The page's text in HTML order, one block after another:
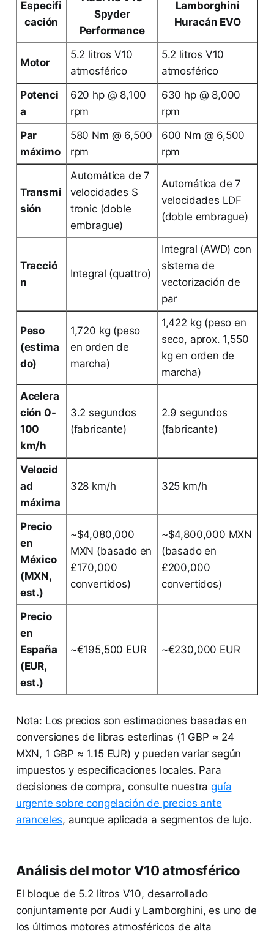
Especifi
cación
Spyder
Performance
Lamborghini
Huracán EVO
Motor
5.2 litros V10
atmosférico
5.2 litros V10
atmosférico
Potenci
a
620 hp @ 8,100
rpm
630 hp @ 8,000
rpm
Par
máximo
580 Nm @ 6,500
rpm
600 Nm @ 6,500
rpm
Transmi
sión
Automática de 7
velocidades S
tronic (doble
embrague)
Automática de 7
velocidades LDF
(doble embrague)
Tracció
n
Integral (quattro)
Integral (AWD) con
sistema de
vectorización de
par
Peso
(estima
do)
1,720 kg (peso
en orden de
marcha)
1,422 kg (peso en
seco, aprox. 1,550
kg en orden de
marcha)
Acelera
ción 0-
100
km/h
3.2 segundos
(fabricante)
2.9 segundos
(fabricante)
Velocid
ad
máxima
328 km/h 325 km/h
Precio
en
México
(MXN,
est.)
~$4,080,000
MXN (basado en
£170,000
convertidos)
~$4,800,000 MXN
(basado en
£200,000
convertidos)
Precio
en
España
(EUR,
est.)
~€195,500 EUR ~€230,000 EUR
Nota: Los precios son estimaciones basadas en
conversiones de libras esterlinas (1 GBP ≈ 24
MXN, 1 GBP ≈ 1.15 EUR) y pueden variar según
impuestos y especificaciones locales. Para
decisiones de compra, consulte nuestraguía
urgente sobre congelación de precios ante
aranceles, aunque aplicada a segmentos de lujo.
Análisis del motor V10 atmosférico
El bloque de 5.2 litros V10, desarrollado
conjuntamente por Audi y Lamborghini, es uno de
los últimos motores atmosféricos de alta